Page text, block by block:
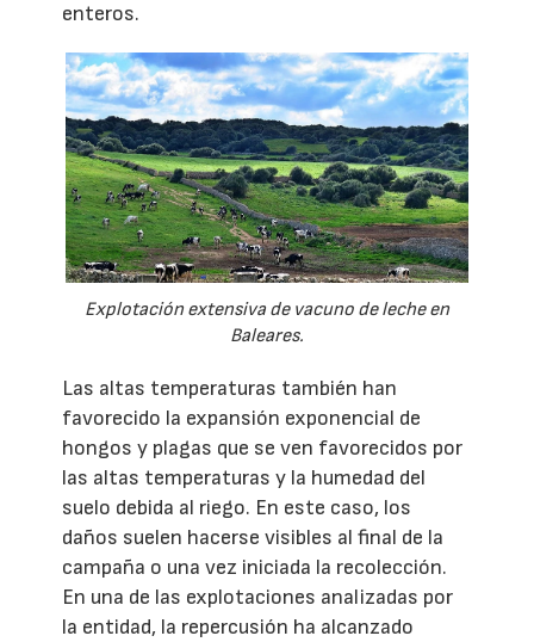
enteros.
Explotación extensiva de vacuno de leche en
Baleares.
Las altas temperaturas también han
favorecido la expansión exponencial de
hongos y plagas que se ven favorecidos por
las altas temperaturas y la humedad del
suelo debida al riego. En este caso, los
daños suelen hacerse visibles al final de la
campaña o una vez iniciada la recolección.
En una de las explotaciones analizadas por
la entidad, la repercusión ha alcanzado